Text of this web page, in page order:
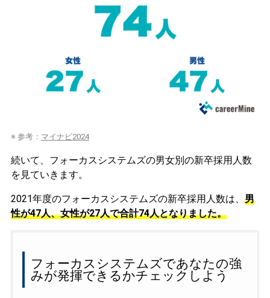
※ 参考： マイナビ2024
続いて、フォーカスシステムズの男女別の新卒採用人数
を見ていきます。
2021年度のフォーカスシステムズの新卒採用人数は、 男
性が47人、女性が27人で合計74人となりました。
フォーカスシステムズであなたの強
みが発揮できるかチェックしよう